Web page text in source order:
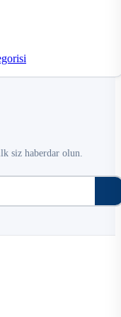
siz haberdar olun.